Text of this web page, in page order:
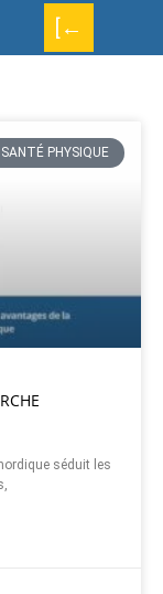
[←
SANTÉ PHYSIQUE
séduit les